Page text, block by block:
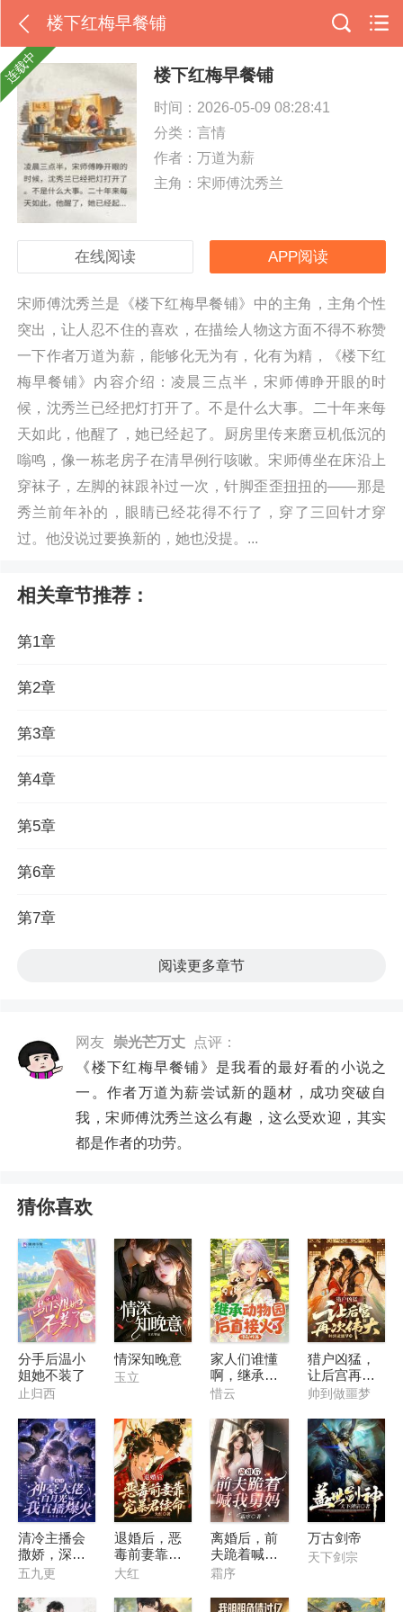
楼下红梅早餐铺
连载中 楼下红梅早餐铺
时间：2026-05-09 08:28:41
分类： 言情
作者：万道为薪
主角：宋师傅沈秀兰
在线阅读 APP阅读
宋师傅沈秀兰是《楼下红梅早餐铺》中的主角，主角个性
突出，让人忍不住的喜欢，在描绘人物这方面不得不称赞
一下作者万道为薪，能够化无为有，化有为精，《楼下红
梅早餐铺》内容介绍：凌晨三点半，宋师傅睁开眼的时
候，沈秀兰已经把灯打开了。不是什么大事。二十年来每
天如此，他醒了，她已经起了。厨房里传来磨豆机低沉的
嗡鸣，像一栋老房子在清早例行咳嗽。宋师傅坐在床沿上
穿袜子，左脚的袜跟补过一次，针脚歪歪扭扭的——那是
秀兰前年补的，眼睛已经花得不行了，穿了三回针才穿
过。他没说过要换新的，她也没提。...
相关章节推荐：
第1章
第2章
第3章
第4章
第5章
第6章
第7章
阅读更多章节
网友 崇光芒万丈
点评：
《楼下红梅早餐铺》是我看的最好看的小说之
一。作者万道为薪尝试新的题材，成功突破自
我，宋师傅沈秀兰这么有趣，这么受欢迎，其实
都是作者的功劳。
猜你喜欢
分手后温小
姐她不装了
止归西
情深知晚意
玉立
家人们谁懂
啊，继承动
物园后直接
惜云
猎户凶猛，
让后宫再次
伟大
帅到做噩梦
清冷主播会
撒娇，深陷
神豪修罗场
五九更
退婚后，恶
毒前妻靠宠
暴君续命
大红
离婚后，前
夫跪着喊我
舅妈
霜序
万古剑帝
天下剑宗